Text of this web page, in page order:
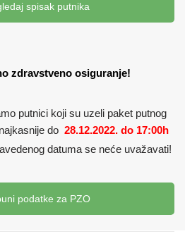
spisak putnika
zdravstveno osiguranje!
putnici koji su uzeli paket putnog
do 28.12.2022. do 17:00h
datuma se neće uvažavati!
podatke za PZO